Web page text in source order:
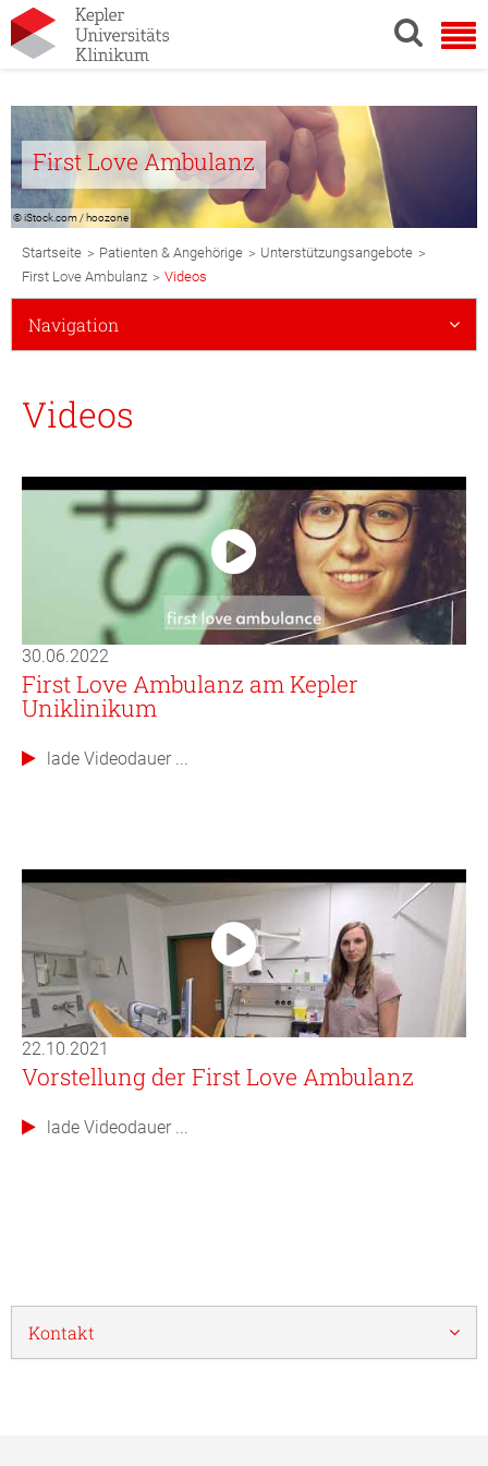
First Love Ambulanz
© iStock.com / hoozone
Breadcrumb
Navigation
Startseite > Patienten & Angehörige > Unterstützungsangebote >
First Love Ambulanz > Videos
Subnavigation
Mobile
Navigation
Videos
30.06.2022
First Love Ambulanz am Kepler
Uniklinikum
lade Videodauer ...
22.10.2021
Vorstellung der First Love Ambulanz
lade Videodauer ...
Kontakt